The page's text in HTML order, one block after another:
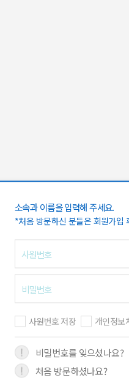
소속과 이름을 입력해 주세요.
*처음 방문하신 분들은 회원가입
사원번호 저장 개인정보
비밀번호를 잊으셨나요?
처음 방문하셨나요?